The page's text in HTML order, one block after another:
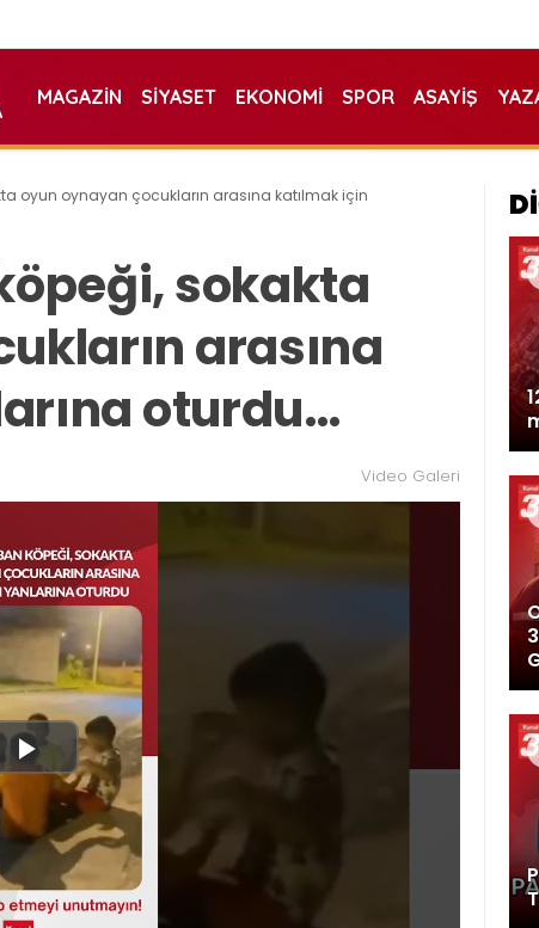
MAGAZIN SIYASET EKONOMI SPOR ASAYIŞ
oyun oynayan çocukların arasına katılmak için
sokakta
arasına
oturdu…
Video Galeri
Play
Video